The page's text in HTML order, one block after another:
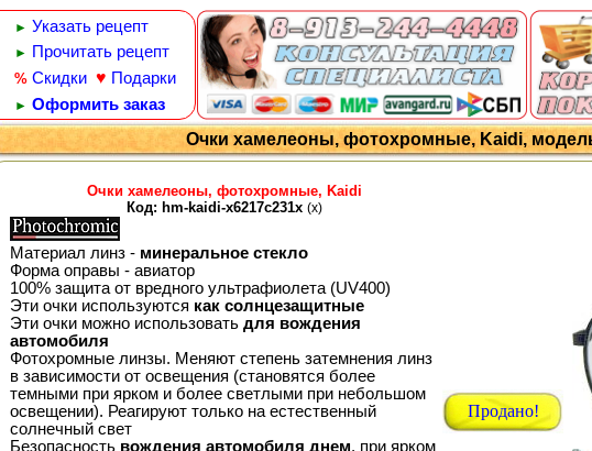
► Указать рецепт
► Прочитать рецепт
% Скидки ♥ Подарки
► Оформить заказ
Очки хамелеоны, фотохромные, Kaidi,
Очки хамелеоны, фотохромные, Kaidi
Код: hm-kaidi-x6217c231x (x)
Материал линз - минеральное стекло
Форма оправы - авиатор
100% защита от вредного ультрафиолета (UV400)
Эти очки используются как солнцезащитные
Эти очки можно использовать для вождения
автомобиля
Фотохромные линзы. Меняют степень затемнения линз
в зависимости от освещения (становятся более
темными при ярком и более светлыми при небольшом
освещении). Реагируют только на естественный
солнечный свет
Безопасность вождения автомобиля днем, при ярком
Продано!